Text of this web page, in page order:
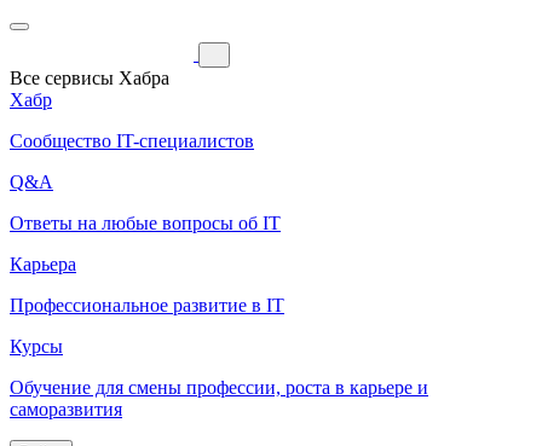
Все сервисы Хабра
Хабр
Сообщество IT-специалистов
Q&A
Ответы на любые вопросы об IT
Карьера
Профессиональное развитие в IT
Курсы
Обучение для смены профессии, роста в карьере и
саморазвития